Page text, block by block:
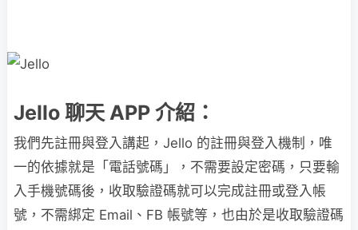
Jello 聊天 APP 介紹：
我們先註冊與登入講起，Jello 的註冊與登入機制，唯
一的依據就是「電話號碼」，不需要設定密碼，只要輸
入手機號碼後，收取驗證碼就可以完成註冊或登入帳
號，不需綁定 Email、FB 帳號等，也由於是收取驗證碼